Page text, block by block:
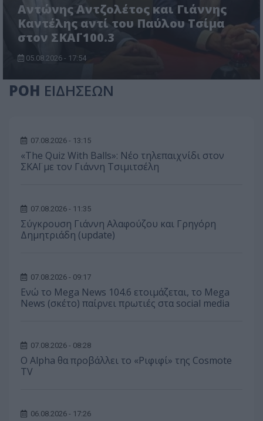
Αντώνης Αντζολέτος και Γιάννης
Καντέλης αντί του Παύλου Τσίμα
στον ΣΚΑΪ 100.3
05.08.2026 - 17:54
ΡΟΗ ΕΙΔΗΣΕΩΝ
07.08.2026 - 13:15
«The Quiz With Balls»: Νέο τηλεπαιχνίδι στον
ΣΚΑΪ με τον Γιάννη Τσιμιτσέλη
07.08.2026 - 11:35
Σύγκρουση Γιάννη Αλαφούζου και Γρηγόρη
Δημητριάδη (update)
07.08.2026 - 09:17
Ενώ το Mega News 104.6 ετοιμάζεται, το Mega
News (σκέτο) παίρνει πρωτιές στα social media
07.08.2026 - 08:28
Ο Alpha θα προβάλλει το «Ριφιφί» της Cosmote
TV
06.08.2026 - 17:26